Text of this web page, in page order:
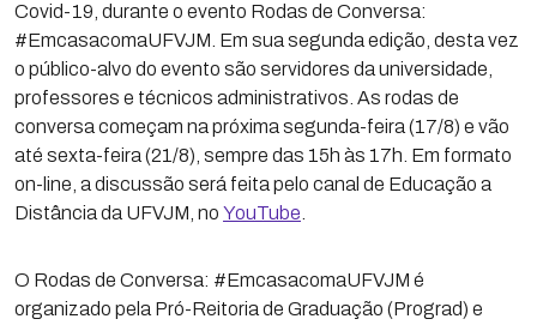
Covid-19, durante o evento Rodas de Conversa:
#EmcasacomaUFVJM. Em sua segunda edição, desta vez
o público-alvo do evento são servidores da universidade,
professores e técnicos administrativos. As rodas de
conversa começam na próxima segunda-feira (17/8) e vão
até sexta-feira (21/8), sempre das 15h às 17h. Em formato
on-line, a discussão será feita pelo canal de Educação a
Distância da UFVJM, no YouTube
O Rodas de Conversa: #EmcasacomaUFVJM é
organizado pela Pró-Reitoria de Graduação (Prograd) e